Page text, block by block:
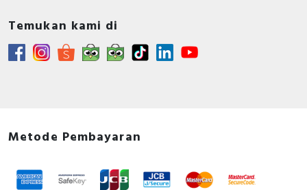
Temukan kami di
Metode Pembayaran